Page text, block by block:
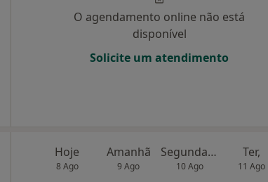
O agendamento online não está
disponível
Solicite um atendimento
Hoje
8 Ago
Amanhã
9 Ago
Segunda-feira
10 Ago
Ter,
11 Ago